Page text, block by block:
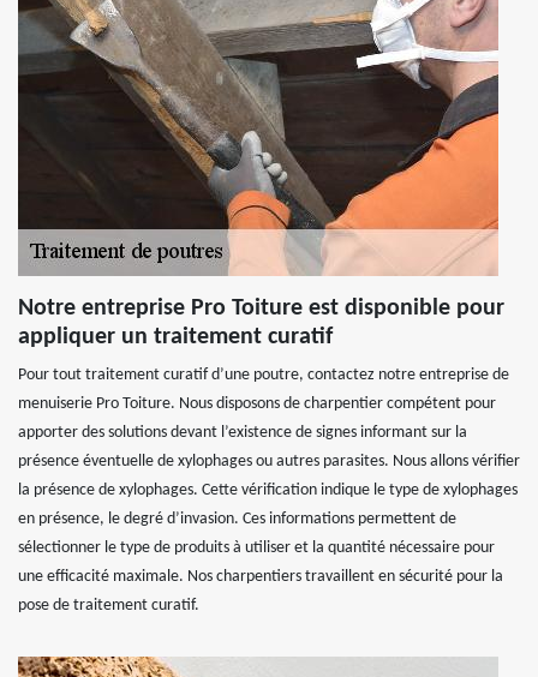
Notre entreprise Pro Toiture est disponible pour
appliquer un traitement curatif
Pour tout traitement curatif d’une poutre, contactez notre entreprise de
menuiserie Pro Toiture. Nous disposons de charpentier compétent pour
apporter des solutions devant l’existence de signes informant sur la
présence éventuelle de xylophages ou autres parasites. Nous allons vérifier
la présence de xylophages. Cette vérification indique le type de xylophages
en présence, le degré d’invasion. Ces informations permettent de
sélectionner le type de produits à utiliser et la quantité nécessaire pour
une efficacité maximale. Nos charpentiers travaillent en sécurité pour la
pose de traitement curatif.